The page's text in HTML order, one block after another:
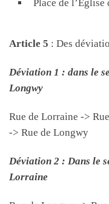
Place de l’Eglise
Article 5 : Des
Déviation 1 : dans le
Longwy
Rue de Lorraine ->
-> Rue de Longwy
Déviation 2 : Dans le
Lorraine